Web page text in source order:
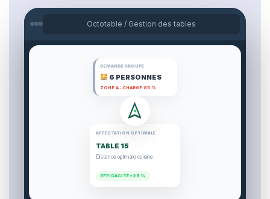
Octotable / Gestion des tables
DEMANDE GROUPE
6 PERSONNES
ZONE A : CHARGE 85 %
TABLE 15